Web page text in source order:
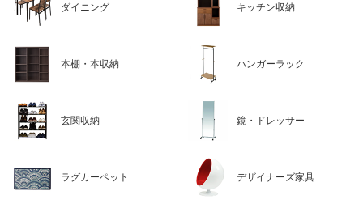
ダイニング キッチン収納
本棚・本収納 ハンガーラック
玄関収納 鏡・ドレッサー
ラグカーペット デザイナーズ家具